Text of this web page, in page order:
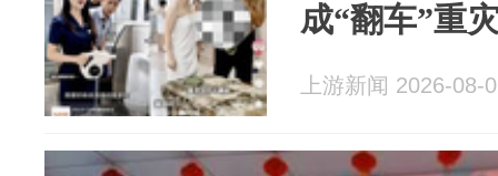
成“翻车”重
上游新闻 2026-08-